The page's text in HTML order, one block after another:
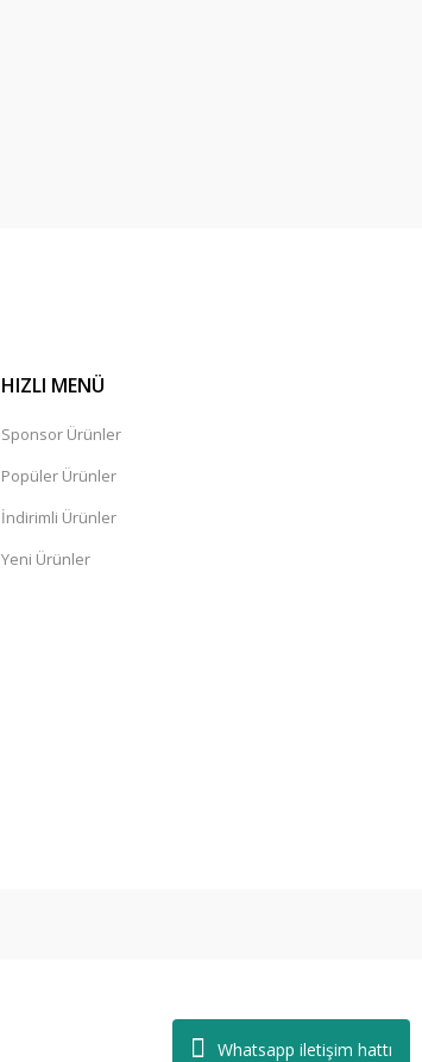
Whatsapp iletişim hattı
HIZLI MENÜ
Sponsor Ürünler
Popüler Ürünler
İndirimli Ürünler
Yeni Ürünler